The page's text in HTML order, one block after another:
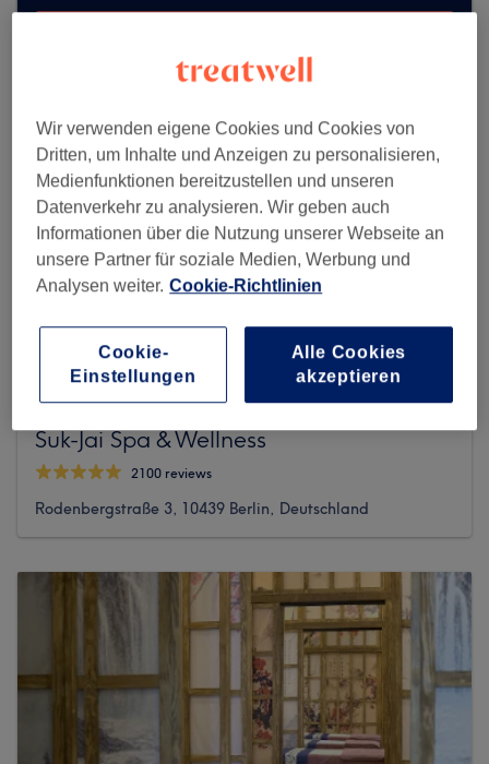
Suk-Jai Spa & Wellness
2100 reviews
Rodenbergstraße 3, 10439 Berlin, Deutschland
Wir verwenden eigene Cookies und Cookies von
Dritten, um Inhalte und Anzeigen zu personalisieren,
Medienfunktionen bereitzustellen und unseren
Datenverkehr zu analysieren. Wir geben auch
Informationen über die Nutzung unserer Webseite an
unsere Partner für soziale Medien, Werbung und
Analysen weiter. Cookie-Richtlinien
Cookie-
Einstellungen
Alle Cookies
akzeptieren